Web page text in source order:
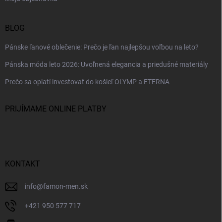
BLOG
Pánske ľanové oblečenie: Prečo je ľan najlepšou voľbou na leto?
Pánska móda leto 2026: Uvoľnená elegancia a priedušné materiály
Prečo sa oplatí investovať do košieľ OLYMP a ETERNA
PRIJÍMAME ONLINE PLATBY
KONTAKT
info@famon-men.sk
+421 950 577 717